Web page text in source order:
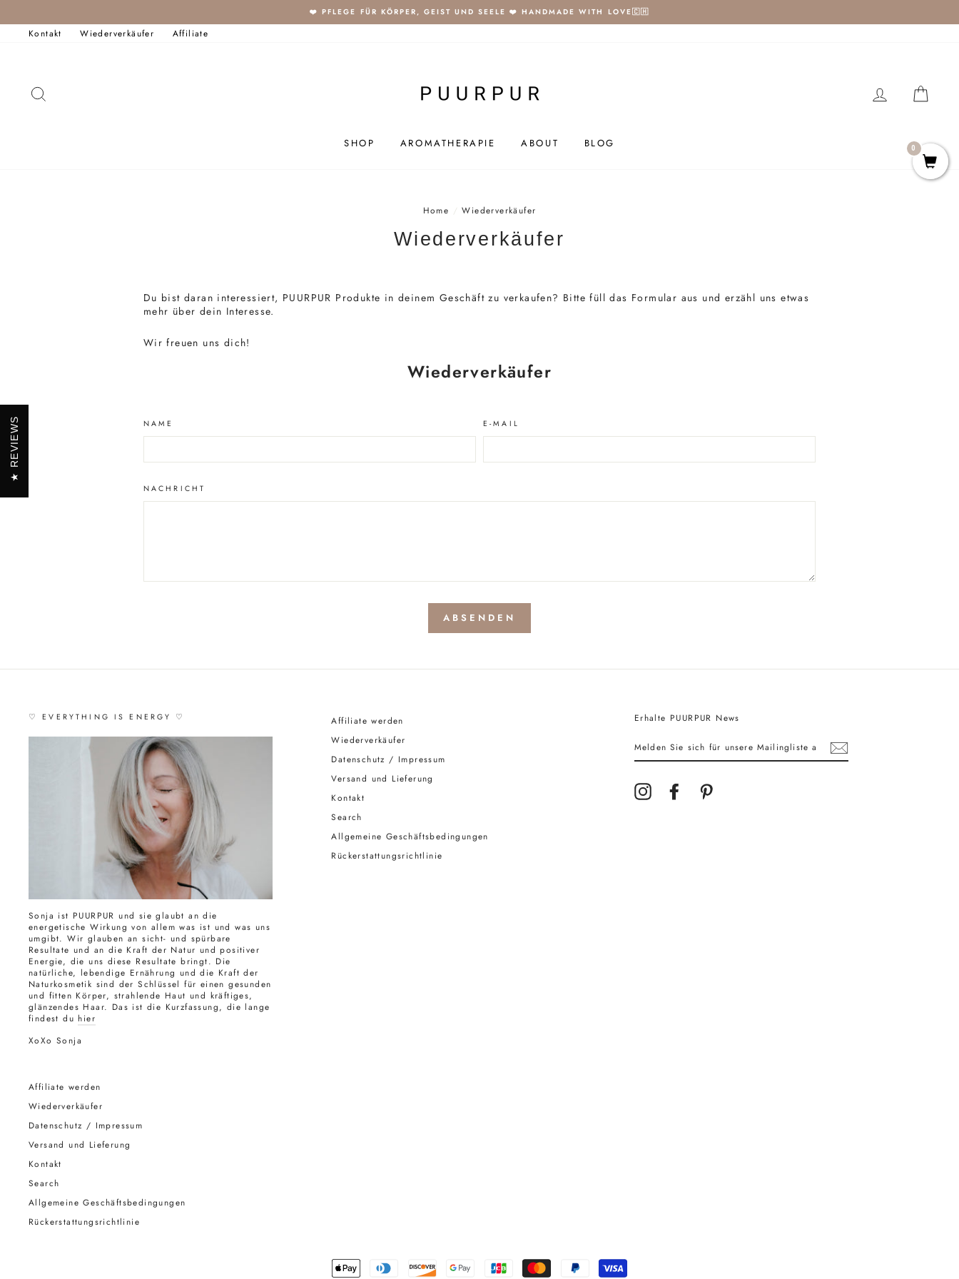
❤️ PFLEGE FÜR KÖRPER, GEIST UND SEELE ❤️ HANDMADE WITH LOVE🇨🇭
Kontakt Wiederverkäufer Affiliate
EINLOGGEN
SHOP AROMATHERAPIE ABOUT BLOG
Home / Wiederverkäufer
Wiederverkäufer
Du bist daran interessiert, PUURPUR Produkte in deinem Geschäft zu verkaufen? Bitte füll das Formular aus und erzähl uns etwas
mehr über dein Interesse.
Wir freuen uns dich!
Wiederverkäufer
NAME E-MAIL
NACHRICHT
ABSENDEN
♡ EVERYTHING IS ENERGY ♡
Sonja ist PUURPUR und sie glaubt an die
energetische Wirkung von allem was ist und was uns
umgibt. Wir glauben an sicht- und spürbare
Resultate und an die Kraft der Natur und positiver
Energie, die uns diese Resultate bringt. Die
natürliche, lebendige Ernährung und die Kraft der
Naturkosmetik sind der Schlüssel für einen gesunden
und fitten Körper, strahlende Haut und kräftiges,
glänzendes Haar. Das ist die Kurzfassung, die lange
findest du hier
XoXo Sonja
Affiliate werden
Wiederverkäufer
Datenschutz / Impressum
Versand und Lieferung
Kontakt
Search
Allgemeine Geschäftsbedingungen
Rückerstattungsrichtlinie
Erhalte PUURPUR News
SIE
FÜR
MAILINGLISTE
AN InstagramFacebook
Affiliate werden
Wiederverkäufer
Datenschutz / Impressum
Versand und Lieferung
Kontakt
Search
Allgemeine Geschäftsbedingungen
Rückerstattungsrichtlinie
REVIEWS
0